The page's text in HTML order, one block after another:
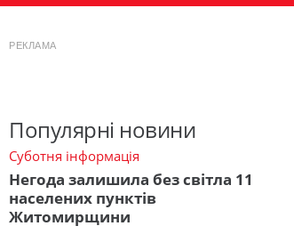
РЕКЛАМА
Популярні новини
Суботня інформація
Негода залишила без світла 11
населених пунктів
Житомирщини